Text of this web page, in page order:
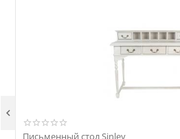
Письменный стол Sinley
